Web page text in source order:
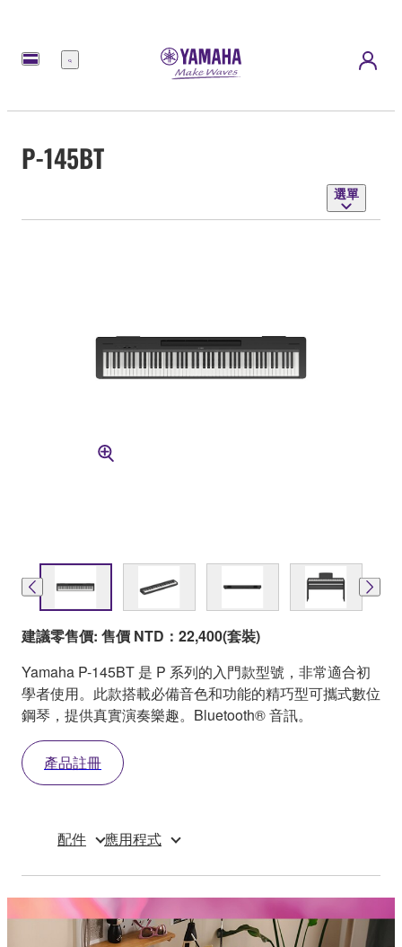
選
P-145BT
選單
建議零售價: 售價 NTD：22,400(套裝)
Yamaha P-145BT 是 P 系列的入門款型號，非常適合初
學者使用。此款搭載必備音色和功能的精巧型可攜式數位
鋼琴，提供真實演奏樂趣。Bluetooth® 音訊。
產品註冊
配件 應用程式